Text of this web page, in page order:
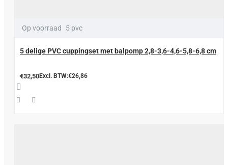
Op voorraad 5 pvc
5 delige PVC cuppingset met balpomp 2,8-3,6-4,6-5,8-6,8 cm
€32,50Excl. BTW:€26,86